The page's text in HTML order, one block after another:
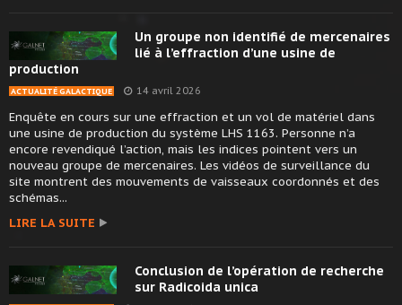
Un groupe non identifié de mercenaires
lié à l’effraction d’une usine de
production
ACTUALITÉ GALACTIQUE 14 avril 2026
Enquête en cours sur une effraction et un vol de matériel dans
une usine de production du système LHS 1163. Personne n’a
encore revendiqué l’action, mais les indices pointent vers un
nouveau groupe de mercenaires. Les vidéos de surveillance du
site montrent des mouvements de vaisseaux coordonnés et des
schémas...
LIRE LA SUITE
Conclusion de l’opération de recherche
sur Radicoida unica